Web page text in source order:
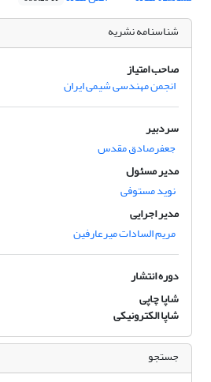
شناسنامه نشریه
صاحب امتیاز
انجمن مهندسی شیمی ایران
سردبیر
جعفرصادق مقدس
مدیر مسئول
نوید مستوفی
مدیر اجرایی
مریم السادات میرعارفین
دوره انتشار
شاپا چاپی
شاپا الکترونیکی
جستجو